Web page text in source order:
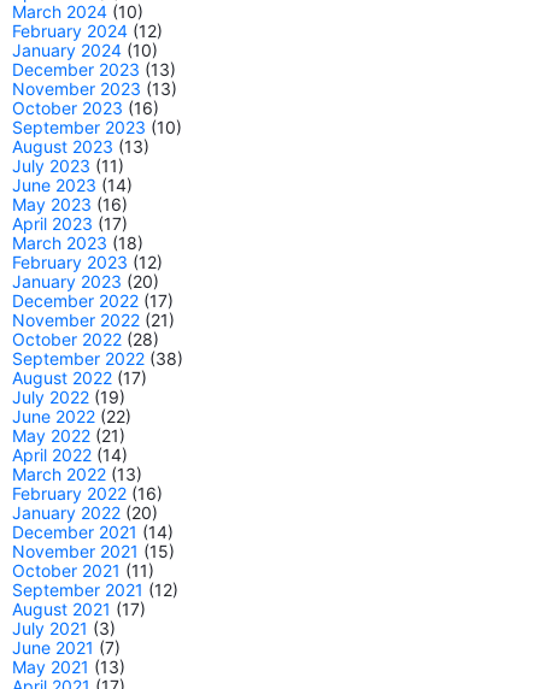
March 2024 (10)
February 2024 (12)
January 2024 (10)
December 2023 (13)
November 2023 (13)
October 2023 (16)
September 2023 (10)
August 2023 (13)
July 2023 (11)
June 2023 (14)
May 2023 (16)
April 2023 (17)
March 2023 (18)
February 2023 (12)
January 2023 (20)
December 2022 (17)
November 2022 (21)
October 2022 (28)
September 2022 (38)
August 2022 (17)
July 2022 (19)
June 2022 (22)
May 2022 (21)
April 2022 (14)
March 2022 (13)
February 2022 (16)
January 2022 (20)
December 2021 (14)
November 2021 (15)
October 2021 (11)
September 2021 (12)
August 2021 (17)
July 2021 (3)
June 2021 (7)
May 2021 (13)